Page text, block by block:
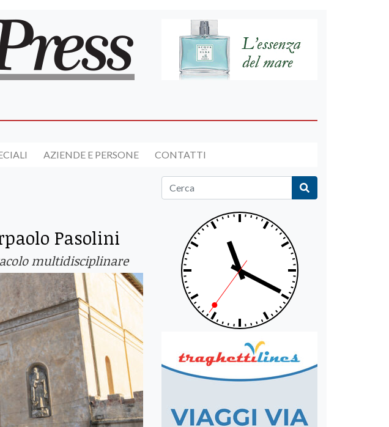
AZIENDE E PERSONE CONTATTI
Pasolini
multidisciplinare